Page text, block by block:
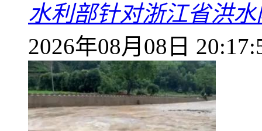
水利部针对浙江省洪
2026年08月08日